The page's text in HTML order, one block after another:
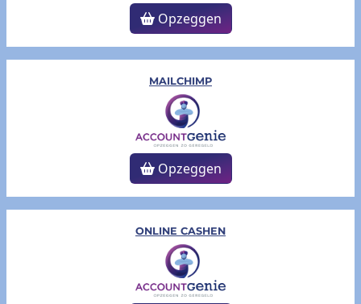
Opzeggen
MAILCHIMP
Opzeggen
ONLINE CASHEN